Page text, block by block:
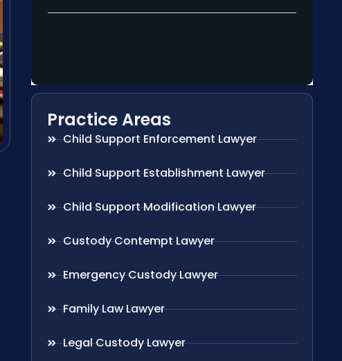
Practice Areas
Child Support Enforcement Lawyer
Child Support Establishment Lawyer
Child Support Modification Lawyer
Custody Contempt Lawyer
Emergency Custody Lawyer
Family Law Lawyer
Legal Custody Lawyer